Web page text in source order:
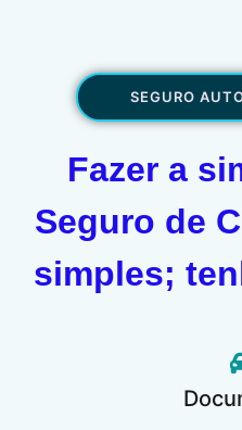
SEGURO
Fazer a
Seguro de
simples;